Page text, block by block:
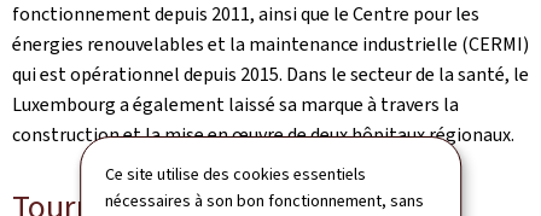
Ce site utilise des cookies essentiels
nécessaires à son bon fonctionnement, sans
fonctionnement depuis 2011, ainsi que le Centre pour les
énergies renouvelables et la maintenance industrielle (CERMI)
qui est opérationnel depuis 2015. Dans le secteur de la santé, le
Luxembourg a également laissé sa marque à travers la
construction et la mise en œuvre de deux hôpitaux régionaux.
Tournant vers l'avenir : PIC DCE